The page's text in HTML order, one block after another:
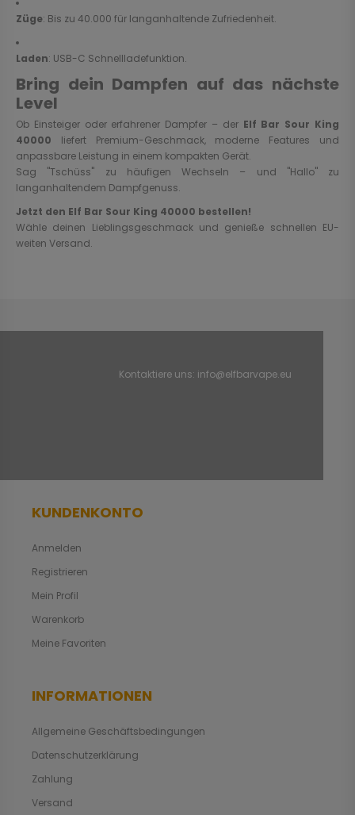
Züge: Bis zu 40.000 für langanhaltende Zufriedenheit.
Laden: USB-C Schnellladefunktion.
Bring dein Dampfen auf das nächste
Level
Ob Einsteiger oder erfahrener Dampfer – der Elf Bar Sour King
40000 liefert Premium-Geschmack, moderne Features und
anpassbare Leistung in einem kompakten Gerät.
Sag "Tschüss" zu häufigen Wechseln – und "Hallo" zu
langanhaltendem Dampfgenuss.
Jetzt den Elf Bar Sour King 40000 bestellen!
Wähle deinen Lieblingsgeschmack und genieße schnellen EU-
weiten Versand.
Kontaktiere uns: info@elfbarvape.eu
KUNDENKONTO
Anmelden
Registrieren
Mein Profil
Warenkorb
Meine Favoriten
INFORMATIONEN
Allgemeine Geschäftsbedingungen
Datenschutzerklärung
Zahlung
Versand